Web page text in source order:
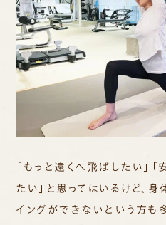
「もっと遠くへ飛ばしたい」
たい」と思ってはいるけど、
イングができないという方も